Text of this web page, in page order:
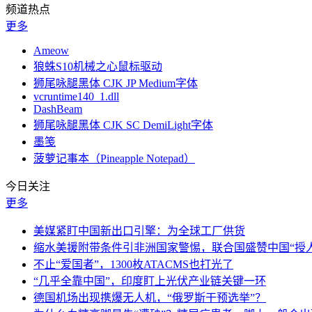
频道热点
更多
Ameow
狼蛛S10机械之心鼠标驱动
狮尾咏腿黑体 CJK JP Medium字体
vcruntime140_1.dll
DashBeam
狮尾咏腿黑体 CJK SC DemiLight字体
墨笺
菠萝记事本（Pineapple Notepad）
今日关注
更多
美媒紧盯中国新出口引擎：为全球工厂供货
缩水美援附带条件引非洲国家警惕，联合国盛赞中国“授
不止“爱国者”，1300枚ATACMS也打光了
“几乎全靠中国”，印度盯上光伏产业链关键一环
德国机场出现携爆无人机，“俄罗斯干预选举”？